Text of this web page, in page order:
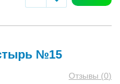
№15
Отзывы (0)